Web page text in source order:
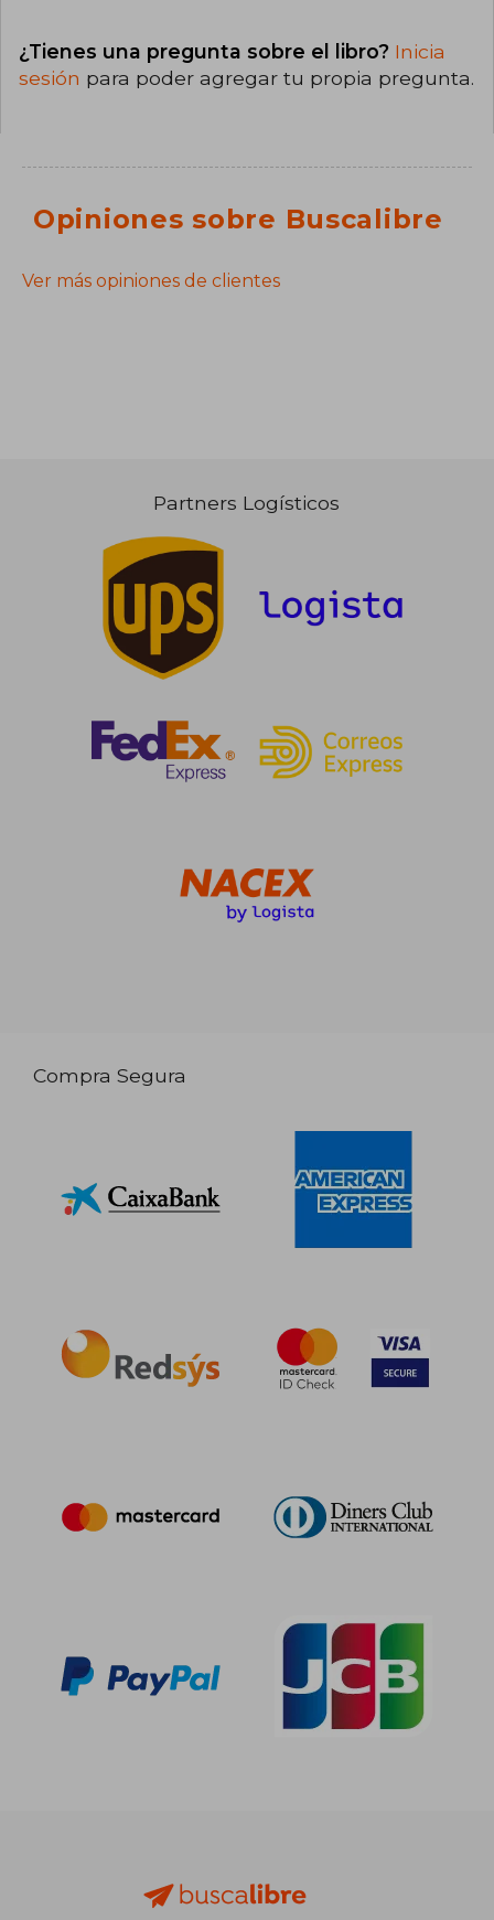
¿Tienes una pregunta sobre el libro? Inicia
sesión para poder agregar tu propia pregunta.
Opiniones sobre Buscalibre
Ver más opiniones de clientes
Partners Logísticos
Compra Segura